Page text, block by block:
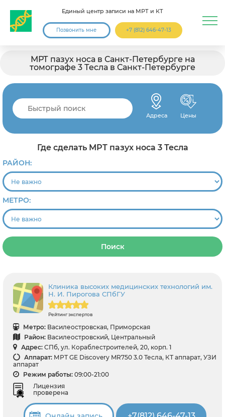
Единый центр записи на МРТ и КТ
Позвонить мне +7 (812) 646-47-13
МРТ пазух носа в Санкт-Петербурге на
томографе 3 Тесла в Санкт-Петербурге
Адреса Цены
Где сделать МРТ пазух носа 3 Тесла
РАЙОН:
МЕТРО:
Поиск
Клиника высоких медицинских технологий им.
Н. И. Пирогова СПбГУ
Рейтинг экспертов
Метро: Василеостровская, Приморская
Район: Василеостровский, Центральный
Адрес: СПб, ул. Кораблестроителей, 20, корп. 1
Аппарат: МРТ GE Discovery MR750 3.0 Тесла, КТ аппарат, УЗИ
аппарат
Режим работы: 09:00-21:00
Лицензия
проверена